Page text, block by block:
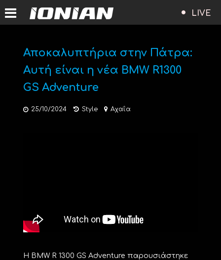
LIVE
Αποκαλυπτήρια στην Πάτρα:
Αυτή είναι η νέα BMW R1300
GS Adventure
25/10/2024 Style Αχαΐα
Η BMW R 1300 GS Adventure παρουσιάστηκε